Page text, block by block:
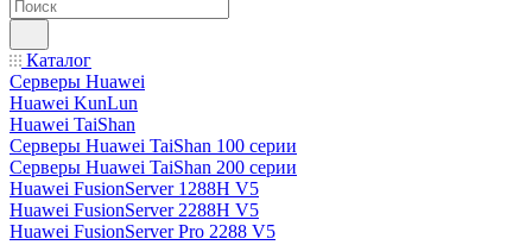
Каталог
Серверы Huawei
Huawei KunLun
Huawei TaiShan
Серверы Huawei TaiShan 100 серии
Серверы Huawei TaiShan 200 серии
Huawei FusionServer 1288H V5
Huawei FusionServer 2288H V5
Huawei FusionServer Pro 2288 V5